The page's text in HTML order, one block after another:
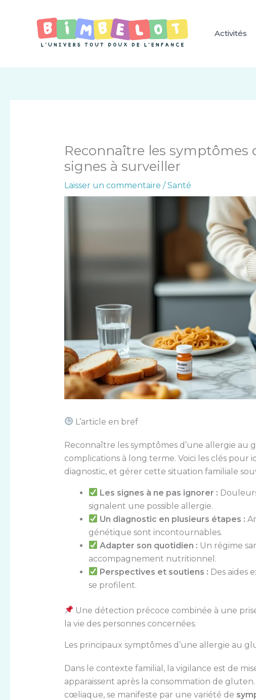
Activités
Reconnaître les symptômes
signes à surveiller
Laisser un commentaire / Santé
L’article en bref
Reconnaître les symptômes d’une allergie au
complications à long terme. Voici les clés pour
diagnostic, et gérer cette situation familiale
Les signes à ne pas ignorer :
signalent une possible allergie.
Un diagnostic en plusieurs étapes :
génétique sont incontournables.
Adapter son quotidien : Un régime
accompagnement nutritionnel.
Perspectives et soutiens : Des aides
se profilent.
Une détection précoce combinée à une
la vie des personnes concernées.
Les principaux symptômes d’une allergie au
Dans le contexte familial, la vigilance est de
apparaissent après la consommation de
cœliaque, se manifeste par une variété de